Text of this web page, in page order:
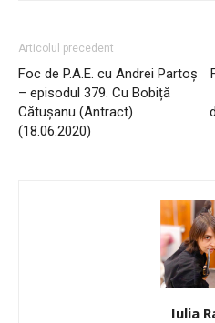
Articolul precedent
Foc de P.A.E. cu Andrei Partoș
– episodul 379. Cu Bobiță
Cătușanu (Antract)
(18.06.2020)
Iulia